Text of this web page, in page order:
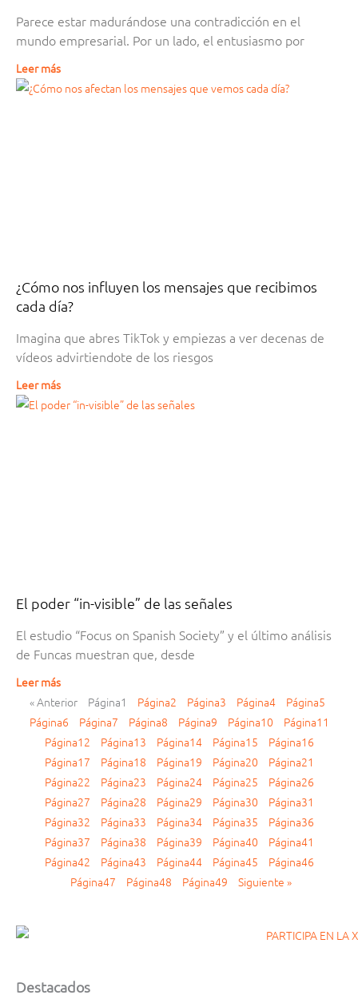
Parece estar madurándose una contradicción en el
mundo empresarial. Por un lado, el entusiasmo por
Leer más
¿Cómo nos influyen los mensajes que recibimos
cada día?
Imagina que abres TikTok y empiezas a ver decenas de
vídeos advirtiendote de los riesgos
Leer más
El poder “in-visible” de las señales
El estudio “Focus on Spanish Society” y el último análisis
de Funcas muestran que, desde
Leer más
« Anterior
Página1 Página2 Página3 Página4 Página5
Página6 Página7 Página8 Página9 Página10 Página11
Página12 Página13 Página14 Página15 Página16
Página17 Página18 Página19 Página20 Página21
Página22 Página23 Página24 Página25 Página26
Página27 Página28 Página29 Página30 Página31
Página32 Página33 Página34 Página35 Página36
Página37 Página38 Página39 Página40 Página41
Página42 Página43 Página44 Página45 Página46
Página47 Página48 Página49 Siguiente »
Destacados